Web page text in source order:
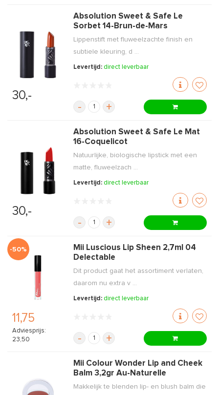
30,-
Absolution Sweet & Safe Le
Sorbet 14-Brun-de-Mars
Lippenstift met fluweelzachte finish en
subtiele kleuring, d ...
Levertijd: direct leverbaar
- +
30,-
Absolution Sweet & Safe Le Mat
16-Coquelicot
Natuurlijke, biologische lipstick met een
matte, fluweelzach ...
Levertijd: direct leverbaar
- +
-50%
11,75
Adviesprijs:
23,50
Mii Luscious Lip Sheen 2,7ml 04
Delectable
Dit product gaat het assortiment verlaten,
daarom nu extra v ...
Levertijd: direct leverbaar
- +
Mii Colour Wonder Lip and Cheek
Balm 3,2gr Au-Naturelle
Makkelijk te blenden lip- en blush balm die